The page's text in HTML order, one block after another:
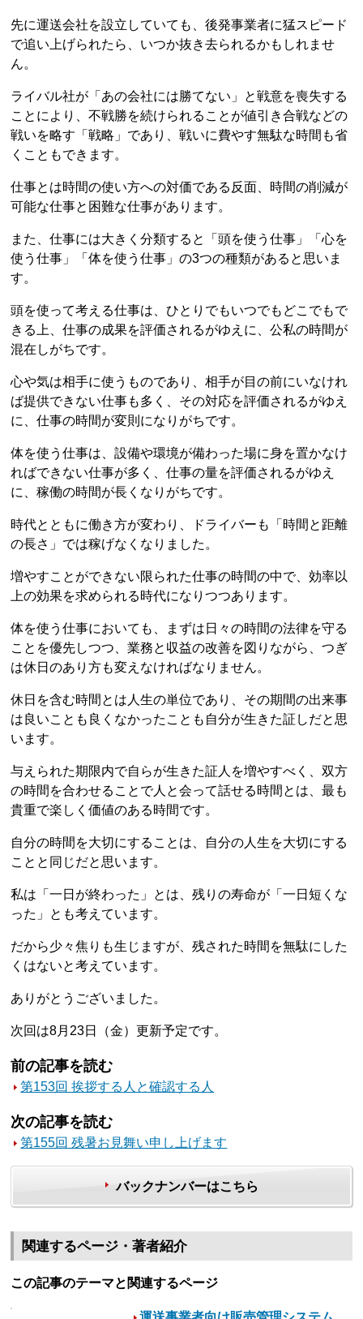
先に運送会社を設立していても、後発事業者に猛スピード
で追い上げられたら、いつか抜き去られるかもしれませ
ん。
ライバル社が「あの会社には勝てない」と戦意を喪失する
ことにより、不戦勝を続けられることが値引き合戦などの
戦いを略す「戦略」であり、戦いに費やす無駄な時間も省
くこともできます。
仕事とは時間の使い方への対価である反面、時間の削減が
可能な仕事と困難な仕事があります。
また、仕事には大きく分類すると「頭を使う仕事」「心を
使う仕事」「体を使う仕事」の3つの種類があると思いま
す。
頭を使って考える仕事は、ひとりでもいつでもどこでもで
きる上、仕事の成果を評価されるがゆえに、公私の時間が
混在しがちです。
心や気は相手に使うものであり、相手が目の前にいなけれ
ば提供できない仕事も多く、その対応を評価されるがゆえ
に、仕事の時間が変則になりがちです。
体を使う仕事は、設備や環境が備わった場に身を置かなけ
ればできない仕事が多く、仕事の量を評価されるがゆえ
に、稼働の時間が長くなりがちです。
時代とともに働き方が変わり、ドライバーも「時間と距離
の長さ」では稼げなくなりました。
増やすことができない限られた仕事の時間の中で、効率以
上の効果を求められる時代になりつつあります。
体を使う仕事においても、まずは日々の時間の法律を守る
ことを優先しつつ、業務と収益の改善を図りながら、つぎ
は休日のあり方も変えなければなりません。
休日を含む時間とは人生の単位であり、その期間の出来事
は良いことも良くなかったことも自分が生きた証しだと思
います。
与えられた期限内で自らが生きた証人を増やすべく、双方
の時間を合わせることで人と会って話せる時間とは、最も
貴重で楽しく価値のある時間です。
自分の時間を大切にすることは、自分の人生を大切にする
ことと同じだと思います。
私は「一日が終わった」とは、残りの寿命が「一日短くな
った」とも考えています。
だから少々焦りも生じますが、残された時間を無駄にした
くはないと考えています。
ありがとうございました。
次回は8月23日（金）更新予定です。
前の記事を読む
第153回 挨拶する人と確認する人
次の記事を読む
第155回 残暑お見舞い申し上げます
バックナンバーはこちら
関連するページ・著者紹介
この記事のテーマと関連するページ